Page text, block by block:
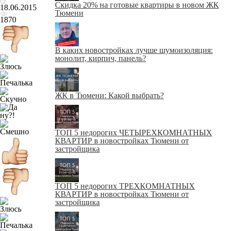
18.06.2015
1870
Скидка 20% на готовые квартиры в новом ЖК
Тюмени
В каких новостройках лучше шумоизоляция:
монолит, кирпич, панель?
ЖК в Тюмени: Какой выбрать?
ТОП 5 недорогих ЧЕТЫРЕХКОМНАТНЫХ
КВАРТИР в новостройках Тюмени от
застройщика
ТОП 5 недорогих ТРЕХКОМНАТНЫХ
КВАРТИР в новостройках Тюмени от
застройщика